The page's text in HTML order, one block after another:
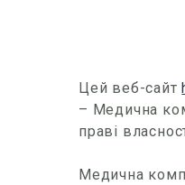
Цей веб-сайт
– Медична
праві
Медична